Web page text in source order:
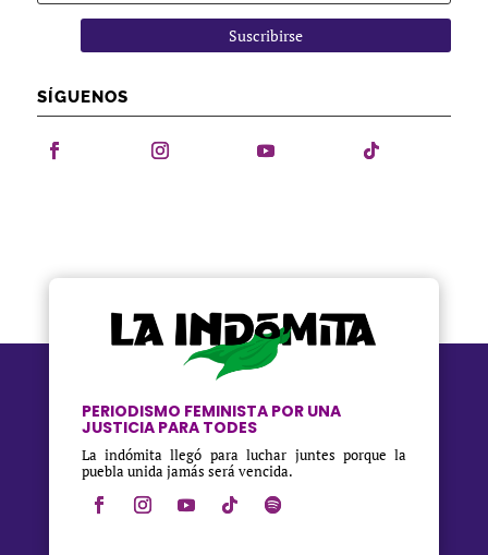
Suscribirse
SÍGUENOS
PERIODISMO FEMINISTA POR UNA
JUSTICIA PARA TODES
La indómita llegó para luchar juntes porque la
puebla unida jamás será vencida.